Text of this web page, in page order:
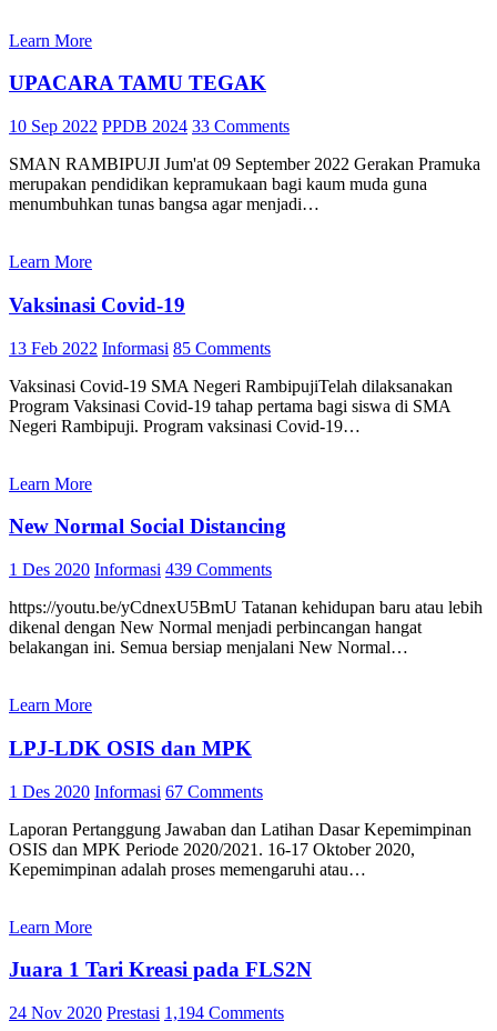
Learn More
UPACARA TAMU TEGAK
10 Sep 2022 PPDB 2024 33 Comments
SMAN RAMBIPUJI Jum'at 09 September 2022 Gerakan Pramuka
merupakan pendidikan kepramukaan bagi kaum muda guna
menumbuhkan tunas bangsa agar menjadi…
Learn More
Vaksinasi Covid-19
13 Feb 2022 Informasi 85 Comments
Vaksinasi Covid-19 SMA Negeri RambipujiTelah dilaksanakan
Program Vaksinasi Covid-19 tahap pertama bagi siswa di SMA
Negeri Rambipuji. Program vaksinasi Covid-19…
Learn More
New Normal Social Distancing
1 Des 2020 Informasi 439 Comments
https://youtu.be/yCdnexU5BmU Tatanan kehidupan baru atau lebih
dikenal dengan New Normal menjadi perbincangan hangat
belakangan ini. Semua bersiap menjalani New Normal…
Learn More
LPJ-LDK OSIS dan MPK
1 Des 2020 Informasi 67 Comments
Laporan Pertanggung Jawaban dan Latihan Dasar Kepemimpinan
OSIS dan MPK Periode 2020/2021. 16-17 Oktober 2020,
Kepemimpinan adalah proses memengaruhi atau…
Learn More
Juara 1 Tari Kreasi pada FLS2N
24 Nov 2020 Prestasi 1,194 Comments